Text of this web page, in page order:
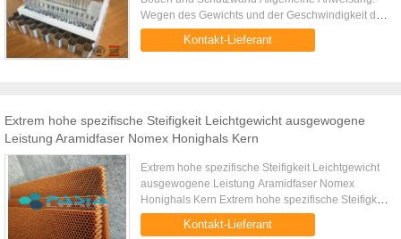
Wegen des Gewichts und der Geschwindigkeit des
Zugs selbst, erfordert der Zug Leichtgewichtler,
aber hochfeste Materialien, ...
Kontakt-Lieferant
Extrem hohe spezifische Steifigkeit Leichtgewicht ausgewogene
Leistung Aramidfaser Nomex Honighals Kern
Extrem hohe spezifische Steifigkeit Leichtgewicht
ausgewogene Leistung Aramidfaser Nomex
Honighals Kern Extrem hohe spezifische Steifigkeit
Leichtgewicht ausgewogene Leistung Aramidfaser
Nomex Honeycomb Core ...
Kontakt-Lieferant